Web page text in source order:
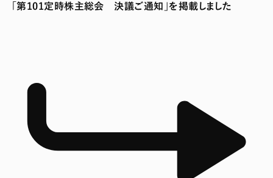
「第101定時株主総会 決議ご通知」を掲載しました